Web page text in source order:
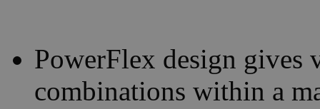
PowerFlex design gives
combinations within a